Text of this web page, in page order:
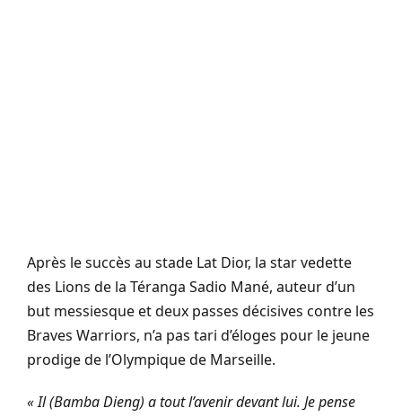
Après le succès au stade Lat Dior, la star vedette
des Lions de la Téranga Sadio Mané, auteur d’un
but messiesque et deux passes décisives contre les
Braves Warriors, n’a pas tari d’éloges pour le jeune
prodige de l’Olympique de Marseille.
« Il (Bamba Dieng) a tout l’avenir devant lui. Je pense